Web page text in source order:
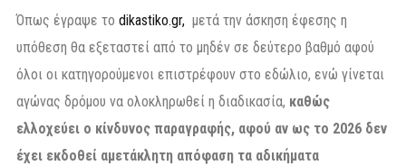
Όπως έγραψε το dikastiko.gr, μετά την άσκηση έφεσης η
υπόθεση θα εξεταστεί από το μηδέν σε δεύτερο βαθμό αφού
όλοι οι κατηγορούμενοι επιστρέφουν στο εδώλιο, ενώ γίνεται
αγώνας δρόμου να ολοκληρωθεί η διαδικασία, καθώς
ελλοχεύει ο κίνδυνος παραγραφής, αφού αν ως το 2026 δεν
έχει εκδοθεί αμετάκλητη απόφαση τα αδικήματα